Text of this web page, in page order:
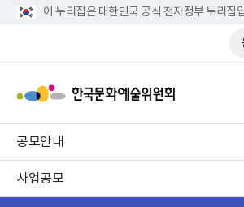
이 누리집은 대한민국 공식 전자정부 누리집
공모안내
사업공모